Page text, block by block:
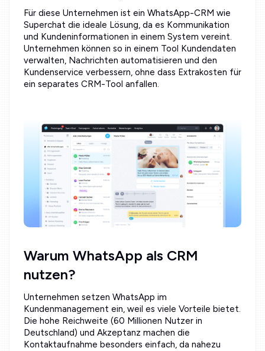
Für diese Unternehmen ist ein WhatsApp-CRM wie
Superchat die ideale Lösung, da es Kommunikation
und Kundeninformationen in einem System vereint.
Unternehmen können so in einem Tool Kundendaten
verwalten, Nachrichten automatisieren und den
Kundenservice verbessern, ohne dass Extrakosten für
ein separates CRM-Tool anfallen.
Warum WhatsApp als CRM
nutzen?
Unternehmen setzen WhatsApp im
Kundenmanagement ein, weil es viele Vorteile bietet.
Die hohe Reichweite (60 Millionen Nutzer in
Deutschland) und Akzeptanz machen die
Kontaktaufnahme besonders einfach, da nahezu